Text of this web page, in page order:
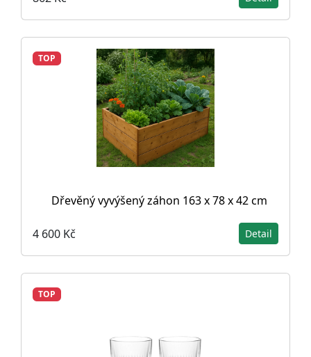
TOP
Dřevěný vyvýšený záhon 163 x 78 x 42 cm
4 600 Kč Detail
TOP